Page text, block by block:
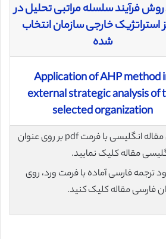
روش فرآيند سلسله مراتبی تحليل در
استراتژیک خارجی سازمان انتخاب
شده
Application of AHP method
external strategic analysis of
selected organization
برای دانلود رایگان مقاله انگلیسی با فرمت pdf بر روی عنوان
مقاله کلیک نمایید.
ترجمه فارسی آماده با فرمت ورد، روی
فارسی مقاله کلیک کنید.